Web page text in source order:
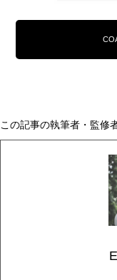
この記事の執筆者・監修